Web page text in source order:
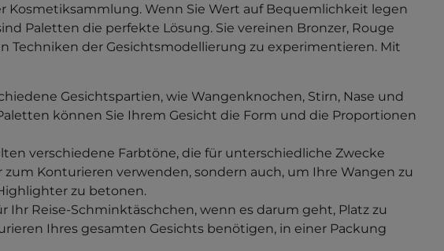
Wenn Sie Wert auf Bequemlichkeit legen
Paletten die perfekte Lösung. Sie vereinen Bronzer, Rouge
Techniken der Gesichtsmodellierung zu experimentieren. Mit
Gesichtspartien, wie Wangenknochen, Stirn, Nase und
können Sie Ihrem Gesicht die Form und die Proportionen
verschiedene Farbtöne, die für unterschiedliche Zwecke
Konturieren verwenden, sondern auch, um Ihre Wangen zu
zu betonen.
Ihr Reise-Schminktäschchen, wenn es darum geht, Platz zu
Ihres gesamten Gesichts benötigen, in einer Packung